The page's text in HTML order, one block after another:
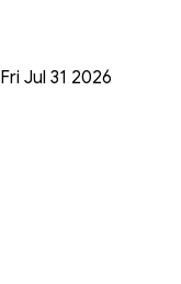
Fri Jul 31 2026